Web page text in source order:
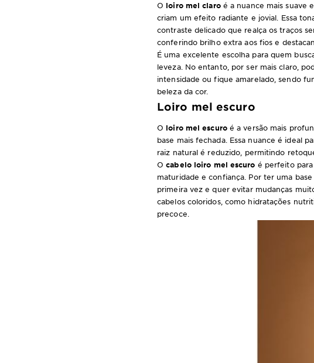
O loiro mel claroé a nuance mais suave
criam um efeito radiante e jovial. Essa
contraste delicado que realça os traços
conferindo brilho extra aos fios e
É uma excelente escolha para quem
leveza. No entanto, por ser mais claro,
intensidade ou fique amarelado, sendo
beleza da cor.
Loiro mel escuro
O loiro mel escuroé a versão mais
base mais fechada. Essa nuance é ideal
raiz natural é reduzido, permitindo
Ocabelo loiro mel escuro é perfeito
maturidade e confiança. Por ter uma
primeira vez e quer evitar mudanças
cabelos coloridos, como hidratações
precoce.